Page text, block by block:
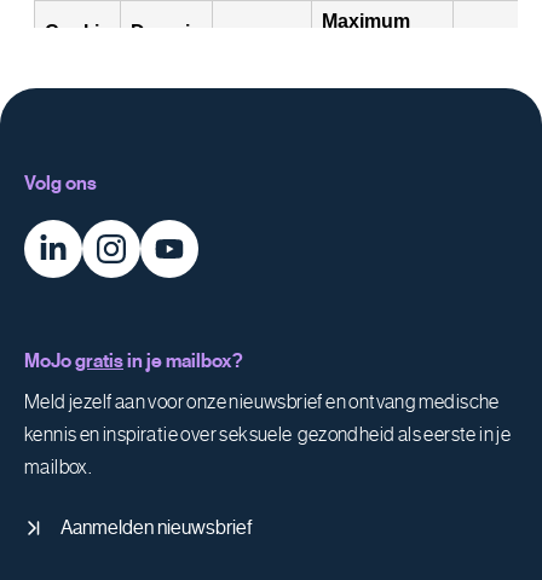
Volg ons
MoJogratisin je mailbox?
Meld jezelf aan voor onze nieuwsbrief en ontvang medische
kennis en inspiratie over seksuele gezondheid als eerste in je
mailbox.
Aanmelden nieuwsbrief